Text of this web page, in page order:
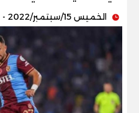
الخميس 15/سبتمبر/2022 - 06:52 م